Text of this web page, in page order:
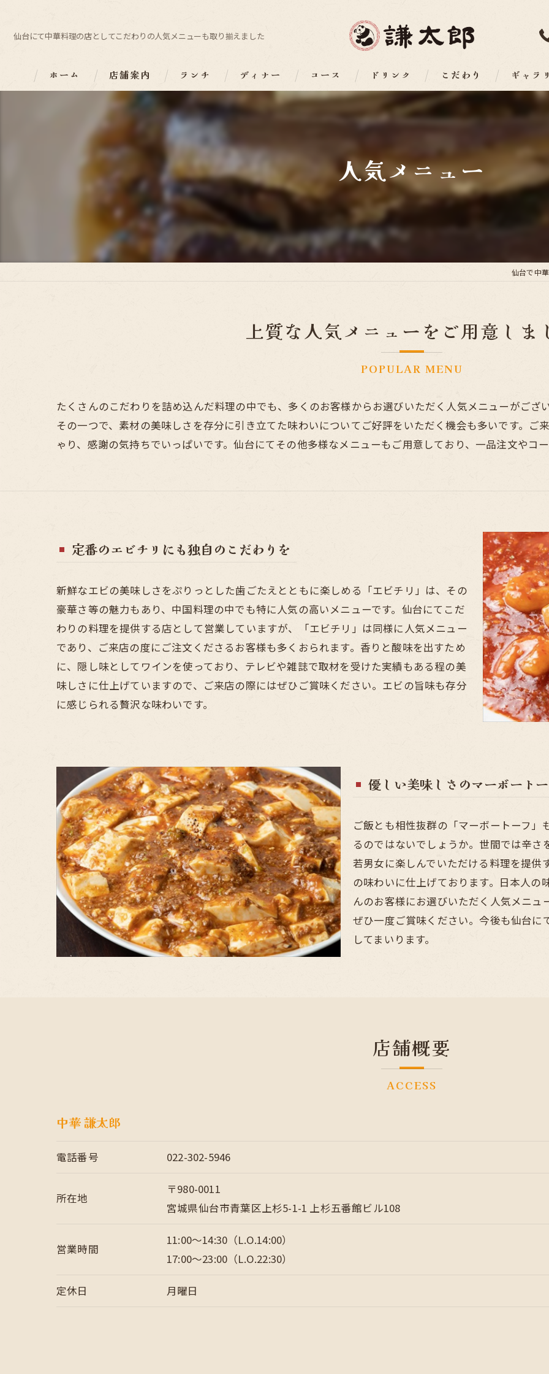
仙台にて中華料理の店としてこだわりの人気メニューも取り揃えました
ホーム 店舗案内 ランチ ディナー コース ドリンク こだわり ギャラ
人気メニュー
仙台で中
上質な人気メニューをご用意しま
POPULAR MENU
たくさんのこだわりを詰め込んだ料理の中でも、多くのお客様からお選びいただく人気メニューがござ
その一つで、素材の美味しさを存分に引き立てた味わいについてご好評をいただく機会も多いです。ご
ゃり、感謝の気持ちでいっぱいです。仙台にてその他多様なメニューもご用意しており、一品注文やコ
定番のエビチリにも独自のこだわりを
新鮮なエビの美味しさをぷりっとした歯ごたえとともに楽しめる「エビチリ」は、その
豪華さ等の魅力もあり、中国料理の中でも特に人気の高いメニューです。仙台にてこだ
わりの料理を提供する店として営業していますが、「エビチリ」は同様に人気メニュー
であり、ご来店の度にご注文くださるお客様も多くおられます。香りと酸味を出すため
に、隠し味としてワインを使っており、テレビや雑誌で取材を受けた実績もある程の美
味しさに仕上げていますので、ご来店の際にはぜひご賞味ください。エビの旨味も存分
に感じられる贅沢な味わいです。
優しい美味しさのマーボート
ご飯とも相性抜群の「マーボートーフ
るのではないでしょうか。世間では辛
若男女に楽しんでいただける料理を提
の味わいに仕上げております。日本人
んのお客様にお選びいただく人気メニ
ぜひ一度ご賞味ください。今後も仙台
してまいります。
店舗概要
ACCESS
中華 謙太郎
電話番号 022-302-5946
所在地
〒980-0011
宮城県仙台市青葉区上杉5-1-1 上杉五番館ビル108
営業時間
11:00～14:30（L.O.14:00）
17:00～23:00（L.O.22:30）
定休日 月曜日